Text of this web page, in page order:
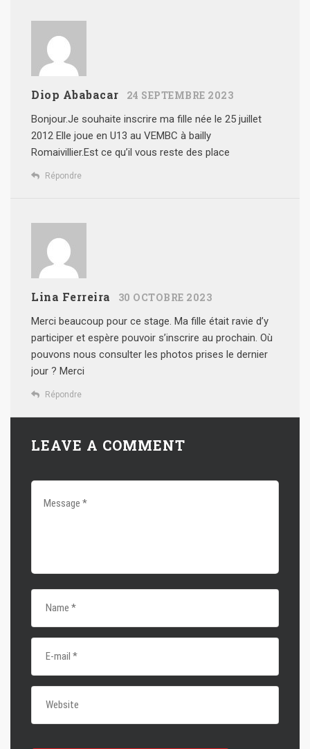
Diop Ababacar 24 SEPTEMBRE 2023
Bonjour.Je souhaite inscrire ma fille née le 25 juillet
2012 Elle joue en U13 au VEMBC à bailly
Romaivillier.Est ce qu’il vous reste des place
Répondre
Lina Ferreira 30 OCTOBRE 2023
Merci beaucoup pour ce stage. Ma fille était ravie d’y
participer et espère pouvoir s’inscrire au prochain. Où
pouvons nous consulter les photos prises le dernier
jour ? Merci
Répondre
LEAVE A COMMENT